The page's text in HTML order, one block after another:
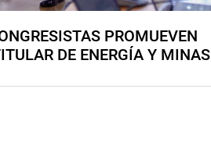
PROMUEVEN
DE ENERGÍA Y MINAS